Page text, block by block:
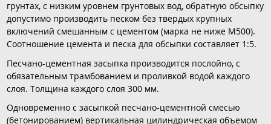
грунтах, с низким уровнем грунтовых вод, обратную обсыпку
допустимо производить песком без твердых крупных
включений смешанным с цементом (марка не ниже М500).
Соотношение цемента и песка для обсыпки составляет 1:5.
Песчано-цементная засыпка производится послойно, с
обязательным трамбованием и проливкой водой каждого
слоя. Толщина каждого слоя 300 мм.
Одновременно с засыпкой песчано-цементной смесью
(бетонированием) вертикальная цилиндрическая объемом